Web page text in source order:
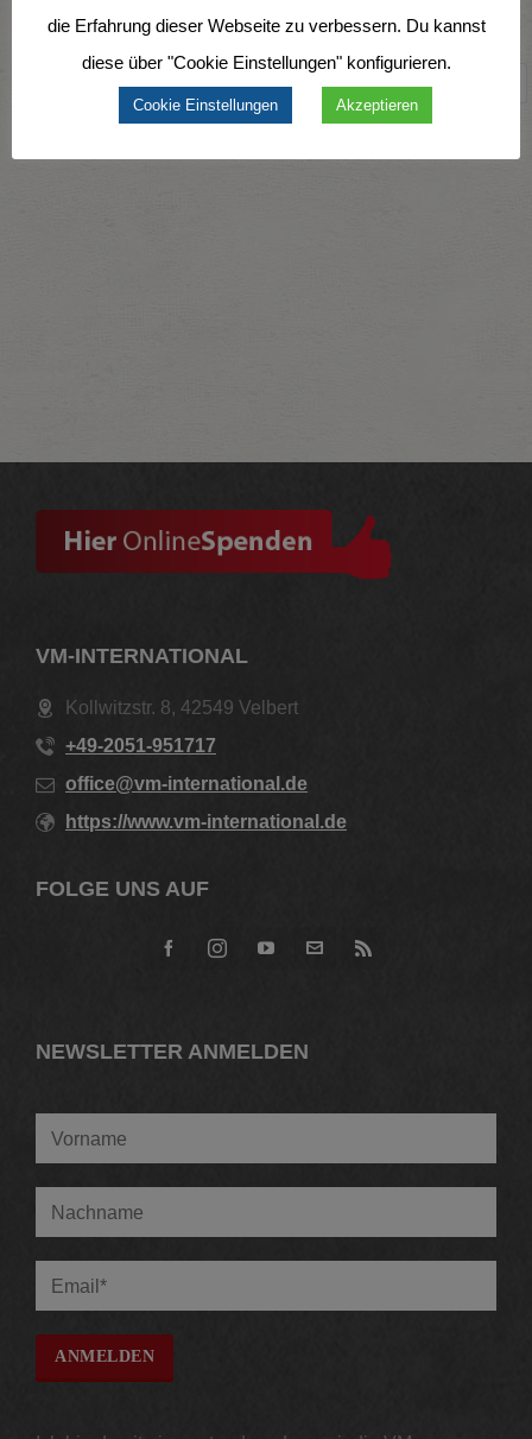
Share via:
Facebook Twitter LinkedIn
VM-INTERNATIONAL
Kollwitzstr. 8, 42549 Velbert
+49-2051-951717
office@vm-international.de
https://www.vm-international.de
FOLGE UNS AUF
NEWSLETTER ANMELDEN
die Erfahrung dieser Webseite zu verbessern. Du kannst
diese über "Cookie Einstellungen" konfigurieren.
Cookie Einstellungen Akzeptieren